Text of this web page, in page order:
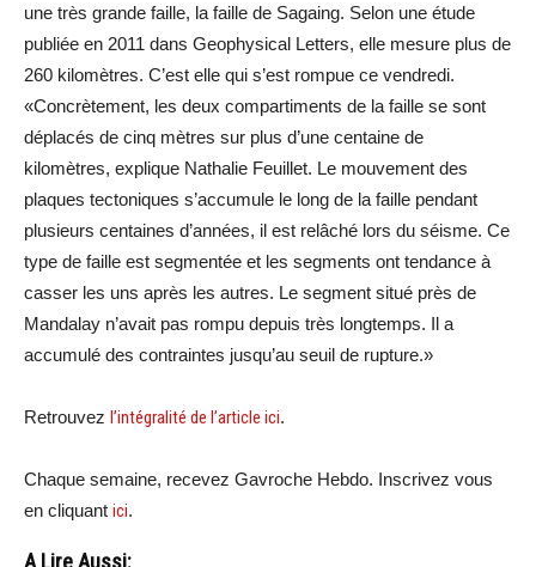
une très grande faille, la faille de Sagaing. Selon une étude
publiée en 2011 dans Geophysical Letters, elle mesure plus de
260 kilomètres. C’est elle qui s’est rompue ce vendredi.
«Concrètement, les deux compartiments de la faille se sont
déplacés de cinq mètres sur plus d’une centaine de
kilomètres, explique Nathalie Feuillet. Le mouvement des
plaques tectoniques s’accumule le long de la faille pendant
plusieurs centaines d’années, il est relâché lors du séisme. Ce
type de faille est segmentée et les segments ont tendance à
casser les uns après les autres. Le segment situé près de
Mandalay n’avait pas rompu depuis très longtemps. Il a
accumulé des contraintes jusqu’au seuil de rupture.»
Retrouvez l’intégralité de l’article ici.
Chaque semaine, recevez Gavroche Hebdo. Inscrivez vous
en cliquant ici.